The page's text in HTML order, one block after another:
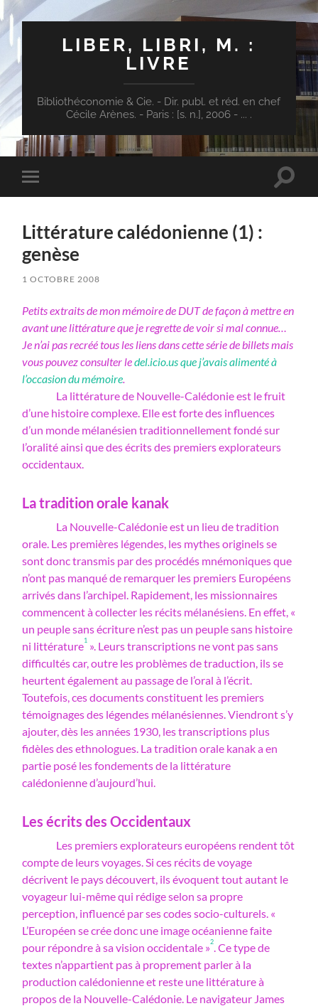
LIBER, LIBRI, M. :
LIVRE
Bibliothéconomie & Cie. - Dir. publ. et réd. en chef
Cécile Arènes. - Paris : [s. n.], 2006 - ... .
Toggle
mobile
Toggle
Littérature calédonienne (1) :
genèse
1 OCTOBRE 2008
Petits extraits de mon mémoire de DUT de façon à mettre en
avant une littérature que je regrette de voir si mal connue…
Je n’ai pas recréé tous les liens dans cette série de billets mais
vous pouvez consulter ledel.icio.us que j’avais alimenté à
l’occasion du mémoire
La littérature de Nouvelle-Calédonie est le fruit
d’une histoire complexe. Elle est forte des influences
d’un monde mélanésien traditionnellement fondé sur
l’oralité ainsi que des écrits des premiers explorateurs
occidentaux.
La tradition orale kanak
La Nouvelle-Calédonie est un lieu de tradition
orale. Les premières légendes, les mythes originels se
sont donc transmis par des procédés mnémoniques que
n’ont pas manqué de remarquer les premiers Européens
arrivés dans l’archipel. Rapidement, les missionnaires
commencent à collecter les récits mélanésiens. En effet, «
un peuple sans écriture n’est pas un peuple sans histoire
ni littérature1 ». Leurs transcriptions ne vont pas sans
difficultés car, outre les problèmes de traduction, ils se
heurtent également au passage de l’oral à l’écrit.
Toutefois, ces documents constituent les premiers
témoignages des légendes mélanésiennes. Viendront s’y
ajouter, dès les années 1930, les transcriptions plus
fidèles des ethnologues. La tradition orale kanak a en
partie posé les fondements de la littérature
calédonienne d’aujourd’hui.
Les écrits des Occidentaux
Les premiers explorateurs européens rendent tôt
compte de leurs voyages. Si ces récits de voyage
décrivent le pays découvert, ils évoquent tout autant le
voyageur lui-même qui rédige selon sa propre
perception, influencé par ses codes socio-culturels. «
L’Européen se crée donc une image océanienne faite
pour répondre à sa vision occidentale »2 . Ce type de
textes n’appartient pas à proprement parler à la
production calédonienne et reste une littérature à
propos de la Nouvelle-Calédonie. Le navigateur James